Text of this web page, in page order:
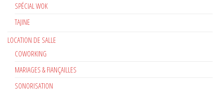
SPÉCIAL WOK
TAJINE
LOCATION DE SALLE
COWORKING
MARIAGES & FIANÇAILLES
SONORISATION